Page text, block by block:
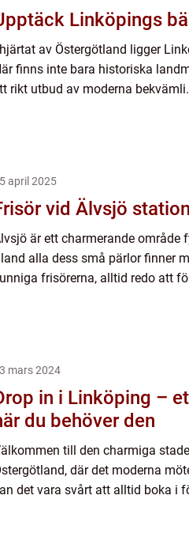
Linköpings
av Östergötland ligger
finns inte bara historiska
rikt utbud av moderna
april 2025
vid Älvsjö
är ett charmerande område
alla dess små pärlor finner
frisörerna, alltid redo att
mars 2024
in i Linköping –
du behöver den
till den charmiga
där det moderna
det vara svårt att alltid boka i